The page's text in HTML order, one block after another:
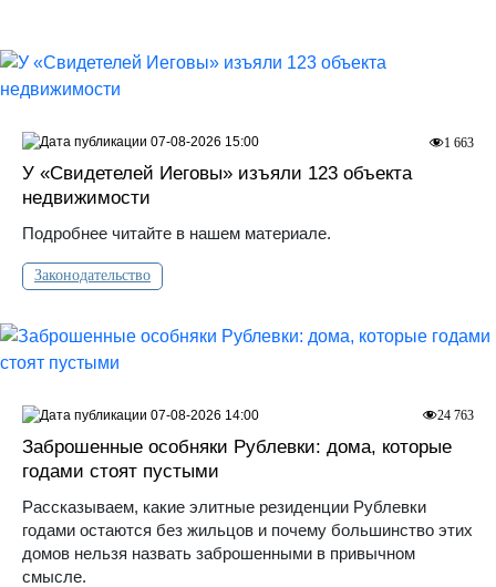
У «Свидетелей Иеговы» изъяли 123 объекта
недвижимости
Подробнее читайте в нашем материале.
Законодательство
1 663
07-08-2026 15:00
Заброшенные особняки Рублевки: дома, которые
годами стоят пустыми
Рассказываем, какие элитные резиденции Рублевки
годами остаются без жильцов и почему большинство этих
домов нельзя назвать заброшенными в привычном
смысле.
24 763
07-08-2026 14:00